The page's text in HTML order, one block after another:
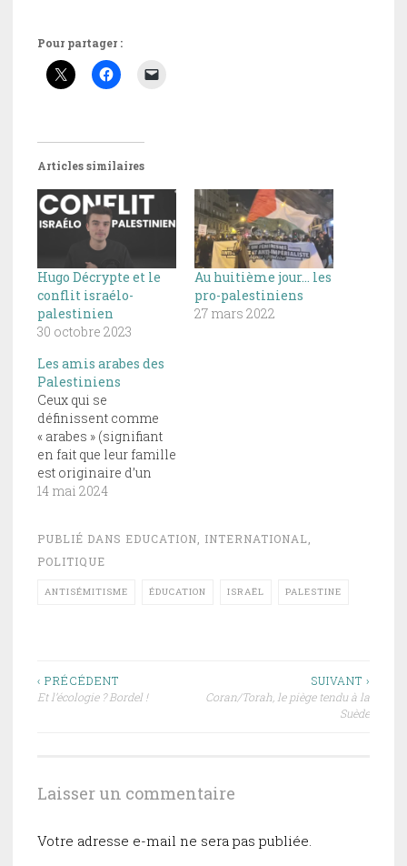
Pour partager :
Articles similaires
Hugo Décrypte et le
conflit israélo-
palestinien
30 octobre 2023
Au huitième jour… les
pro-palestiniens
27 mars 2022
Les amis arabes des
Palestiniens
Ceux qui se
définissent comme
« arabes » (signifiant
en fait que leur famille
est originaire d’un
pays jadis conquis par
Péruviens se
nommaient
Mauri « anglais ») se
monde, dans les pays
dits « arabes »
comme…
14 mai 2024
PUBLIÉ DANS EDUCATION INTERNATIONAL
POLITIQUE
ANTISÉMITISME ÉDUCATION ISRAËL PALESTINE
Navigation
‹ PRÉCÉDENT
Et l’écologie ? Bordel !
SUIVANT ›
Coran/Torah, le piège tendu à la
Suède
Laisser un commentaire
Votre adresse e-mail ne sera pas publiée.